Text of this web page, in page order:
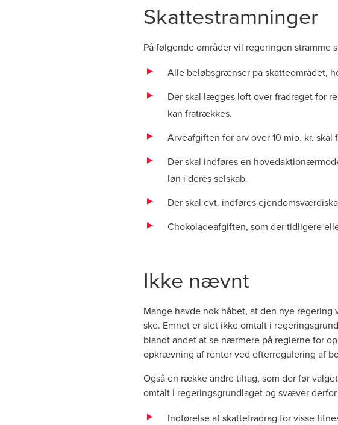
Skattestramninger
På følgende områder vil regeringen stramme
Alle beløbsgrænser på skatteområdet,
Der skal lægges loft over fradraget for
kan fratrækkes.
Arveafgiften for arv over 10 mio. kr. skal
Der skal indføres en
løn i deres selskab.
Der skal evt. indføres
Chokoladeafgiften, som der tidligere
Ikke nævnt
Mange havde nok håbet, at den nye
ske. Emnet er slet ikke omtalt i
blandt andet at se nærmere på reglerne for
opkrævning af renter ved efterregulering af
Også en række andre tiltag, som der før
omtalt i regeringsgrundlaget og svæver
Indførelse af skattefradrag for visse